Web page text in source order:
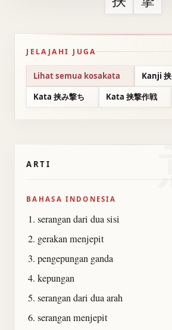
JELAJAHI JUGA
Lihat semua kosakata Kanji 挟
Kata 挟み撃ち
Kata 挟撃作戦
ARTI
BAHASA INDONESIA
serangan dari dua sisi
gerakan menjepit
pengepungan ganda
kepungan
serangan dari dua arah
serangan menjepit